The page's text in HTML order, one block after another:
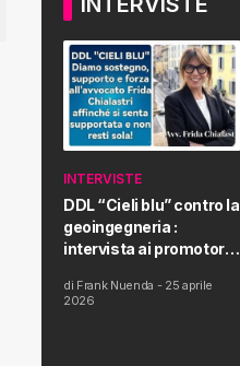
INTERVISTE
DDL “Cieli blu” contro la
geoingegneria :
intervista ai promotori
Proposta di Legge
di Frank Nuenda - 25 aprile
2026